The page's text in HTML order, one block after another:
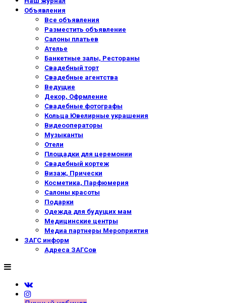
Объявления
Все объявления
Разместить объявление
Салоны платьев
Ателье
Банкетные залы, Рестораны
Свадебный торт
Свадебные агентства
Ведущие
Декор, Офрмление
Свадебные фотографы
Кольца Ювелирные украшения
Видеооператоры
Музыканты
Отели
Площадки для церемонии
Свадебный кортеж
Визаж, Прически
Косметика, Парфюмерия
Салоны красоты
Подарки
Одежда для будущих мам
Медицинские центры
Медиа партнеры Мероприятия
ЗАГС информ
Адреса ЗАГСов